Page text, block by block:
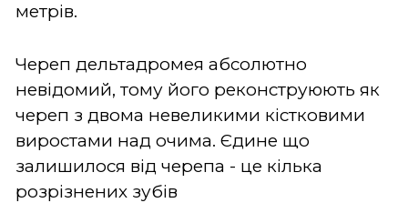
метрів.
Череп дельтадромея абсолютно
невідомий, тому його реконструюють як
череп з двома невеликими кістковими
виростами над очима. Єдине що
залишилося від черепа - це кілька
розрізнених зубів